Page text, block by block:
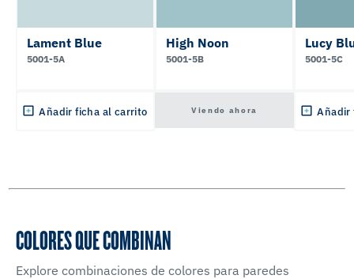
Lament Blue
5001-5A
Añadir ficha al carrito
High Noon
5001-5B
Viendo ahora
Lucy
5001-5C
Añadir
COLORES QUE COMBINAN
Explore combinaciones de colores para paredes